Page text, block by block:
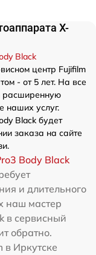
X-
Black
центр Fujifilm
- от 5 лет. На все
расширенную
наших услуг.
Black будет
заказа на сайте
Body Black
и длительного
наш мастер
в сервисный
обратно.
в Иркутске